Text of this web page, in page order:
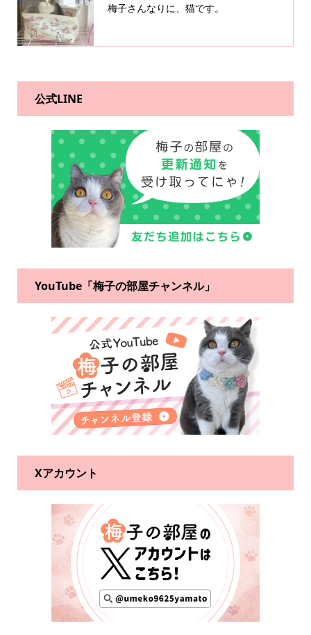
梅子さんなりに、猫です。
公式LINE
YouTube「梅子の部屋チャンネル」
Xアカウント